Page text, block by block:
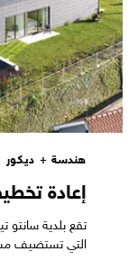
هندسة + ديكور
إعادة
تقع بلدية
التي تستضيف